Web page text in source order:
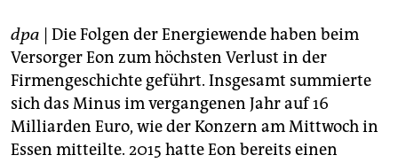
fragen & hilfe
unterstützen
abo
genossenschaft
dpa | Die Folgen der Energiewende haben beim
Versorger Eon zum höchsten Verlust in der
Firmengeschichte geführt. Insgesamt summierte
sich das Minus im vergangenen Jahr auf 16
Milliarden Euro, wie der Konzern am Mittwoch in
Essen mitteilte. 2015 hatte Eon bereits einen